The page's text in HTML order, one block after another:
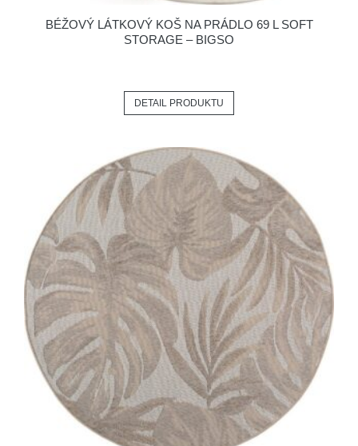
BÉŽOVÝ LÁTKOVÝ KOŠ NA PRÁDLO 69 L SOFT
STORAGE – BIGSO
DETAIL PRODUKTU